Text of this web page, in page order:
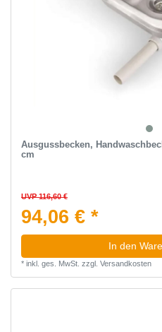
Ausgussbecken,
cm
UVP 116,60 €
94,06 € *
In den
* inkl. ges. MwSt. zzgl. Versandkosten